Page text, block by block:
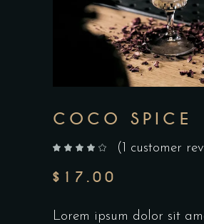
COCO SPICE
( 1 customer
$ 17.00
Lorem ipsum dolor sit